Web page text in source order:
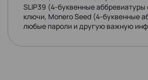
SLIP39 (4-буквенные
ключи, Monero Seed (4-буквенные
любые пароли и другую важную